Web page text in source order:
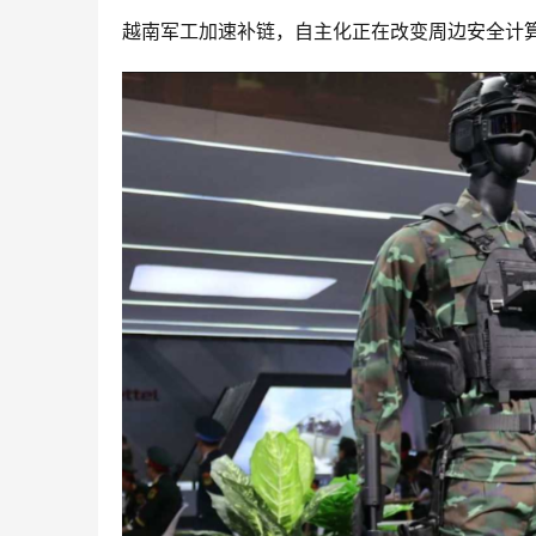
越南军工加速补链，自主化正在改变周边安全计